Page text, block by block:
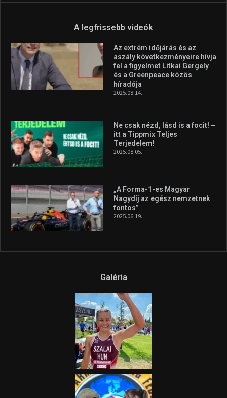
A legfrissebb videók
Az extrém időjárás és az
aszály következményeire hívja
fel a figyelmet Litkai Gergely
és a Greenpeace közös
híradója
2025.08.14.
Ne csak nézd, lásd is a focit! –
itt a Tippmix Teljes
Terjedelem!
2025.08.05.
„A Forma-1-es Magyar
Nagydíj az egész nemzetnek
fontos”
2025.06.19.
Galéria